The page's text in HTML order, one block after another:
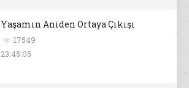
Aniden Ortaya Çıkışı
17549
23:45:05